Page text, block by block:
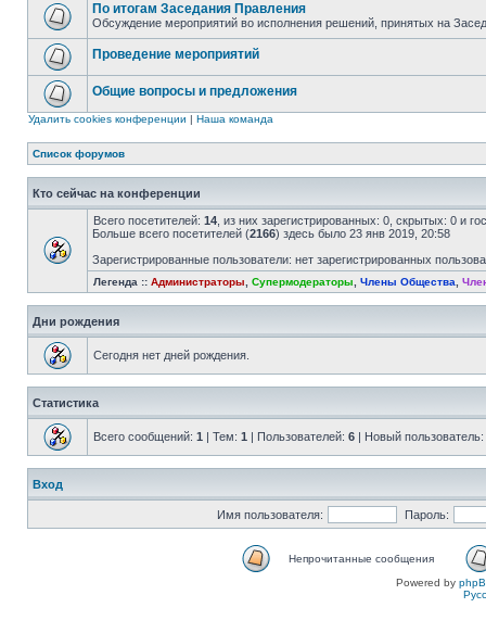
По итогам Заседания Правления
Обсуждение мероприятий во исполнения решений, принятых на
Проведение мероприятий
Общие вопросы и предложения
Удалить cookies конференции | Наша команда
Список форумов
Кто сейчас на конференции
Всего посетителей: 14 , из них зарегистрированных: 0, скрытых: 0 и
Больше всего посетителей (2166) здесь было 23 янв 2019, 20:58
Зарегистрированные пользователи: нет зарегистрированных
Легенда :: Администраторы Супермодераторы Члены Общества
Дни рождения
Сегодня нет дней рождения.
Статистика
Всего сообщений: 1 | Тем: 1 | Пользователей: 6 | Новый пользователь:
Вход
Имя пользователя: Пароль:
Непрочитанные сообщения
Powered by